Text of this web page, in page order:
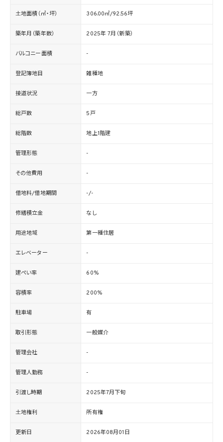
土地面積（㎡・坪） 306.00㎡/92.56坪
築年月（築年数） 2025年 7月（新築）
バルコニー面積 -
登記簿地目 雑種地
接道状況 一方
総戸数 5戸
総階数 地上1階建
管理形態 -
その他費用 -
借地料/借地期間 -/-
修繕積立金 なし
用途地域 第一種住居
エレベーター -
建ぺい率 60%
容積率 200%
駐車場 有
取引形態 一般媒介
管理会社 -
管理人勤務 -
引渡し時期 2025年7月下旬
土地権利 所有権
更新日 2026年08月01日